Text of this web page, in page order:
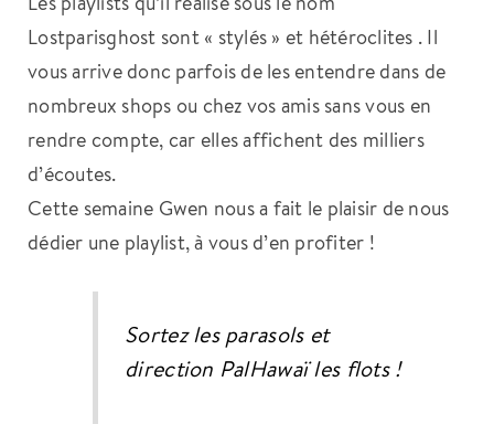
Lostparisghost sont « stylés » et hétéroclites . Il
vous arrive donc parfois de les entendre dans de
nombreux shops ou chez vos amis sans vous en
rendre compte, car elles affichent des milliers
d’écoutes.
Cette semaine Gwen nous a fait le plaisir de nous
dédier une playlist, à vous d’en profiter !
Sortez les parasols et
direction PalHawaï les flots !